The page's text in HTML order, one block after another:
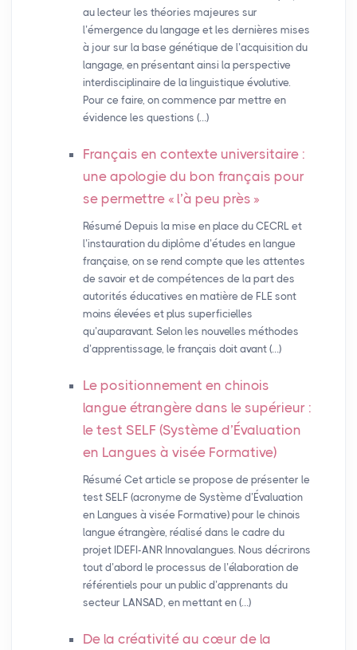
au lecteur les théories majeures sur
l’émergence du langage et les dernières mises
à jour sur la base génétique de l’acquisition du
langage, en présentant ainsi la perspective
interdisciplinaire de la linguistique évolutive.
Pour ce faire, on commence par mettre en
évidence les questions (…)
Français en contexte universitaire :
une apologie du bon français pour
se permettre « l’à peu près »
Résumé Depuis la mise en place du CECRL et
l’instauration du diplôme d’études en langue
française, on se rend compte que les attentes
de savoir et de compétences de la part des
autorités éducatives en matière de FLE sont
moins élevées et plus superficielles
qu’auparavant. Selon les nouvelles méthodes
d’apprentissage, le français doit avant (…)
Le positionnement en chinois
langue étrangère dans le supérieur :
le test SELF (Système d’Évaluation
en Langues à visée Formative)
Résumé Cet article se propose de présenter le
test SELF (acronyme de Système d’Évaluation
en Langues à visée Formative) pour le chinois
langue étrangère, réalisé dans le cadre du
projet IDEFI-ANR Innovalangues. Nous décrirons
tout d’abord le processus de l’élaboration de
référentiels pour un public d’apprenants du
secteur LANSAD, en mettant en (…)
De la créativité au cœur de la